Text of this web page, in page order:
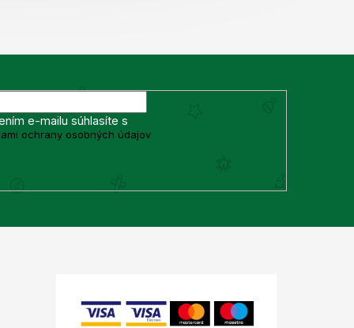
e-mailu súhlasíte s
ochrany osobných údajov